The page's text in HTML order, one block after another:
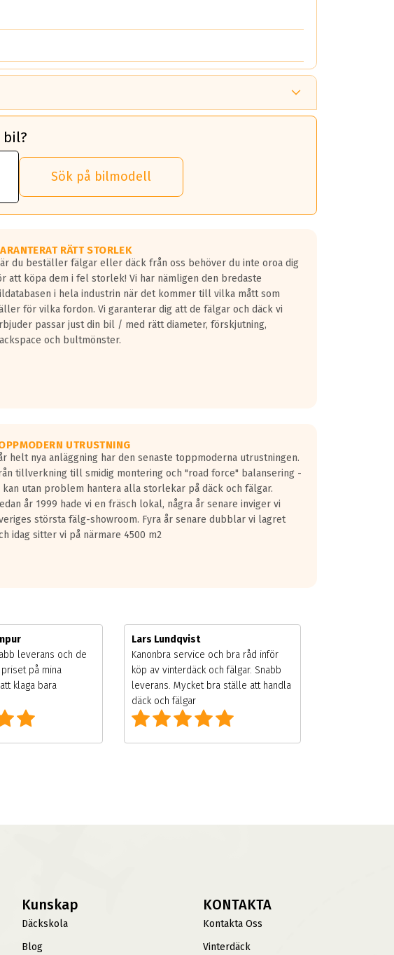
klass G däck.
A gentemot
svarta vågor
enligt nya
bil?
Sök på bilmodell
RÄTT STORLEK
du beställer fälgar eller däck från oss behöver du inte oroa dig
att köpa dem i fel storlek! Vi har nämligen den bredaste
i hela industrin när det kommer till vilka mått som
för vilka fordon. Vi garanterar dig att de fälgar och däck vi
passar just din bil / med rätt diameter, förskjutning,
och bultmönster.
UTRUSTNING
helt nya anläggning har den senaste toppmoderna utrustningen.
tillverkning till smidig montering och "road force" balansering -
kan utan problem hantera alla storlekar på däck och fälgar.
år 1999 hade vi en fräsch lokal, några år senare inviger vi
största fälg-showroom. Fyra år senare dubblar vi lagret
idag sitter vi på närmare 4500 m2
leverans och de
på mina
klaga bara
Lars Lundqvist
Kanonbra service och bra råd inför
köp av vinterdäck och fälgar. Snabb
leverans. Mycket bra ställe att handla
däck och fälgar
Kunskap
Däckskola
Blog
KONTAKTA
Kontakta Oss
Vinterdäck